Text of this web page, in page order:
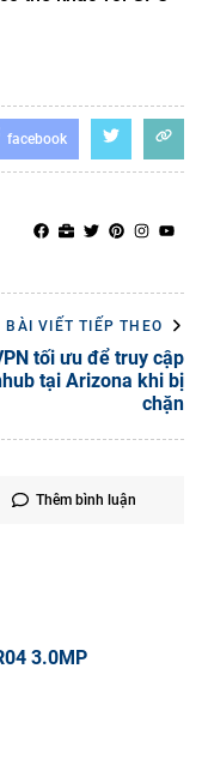
facebook
BÀI VIẾT TIẾP THEO
tối ưu để truy cập
tại Arizona khi bị
chặn
Thêm bình luận
3.0MP